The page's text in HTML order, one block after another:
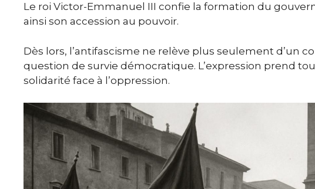
Le roi Victor-Emmanuel III confie la formation du
ainsi son accession au pouvoir.
Dès lors, l’antifascisme ne relève plus seulement d’un
question de survie démocratique. L’expression prend
solidarité face à l’oppression.